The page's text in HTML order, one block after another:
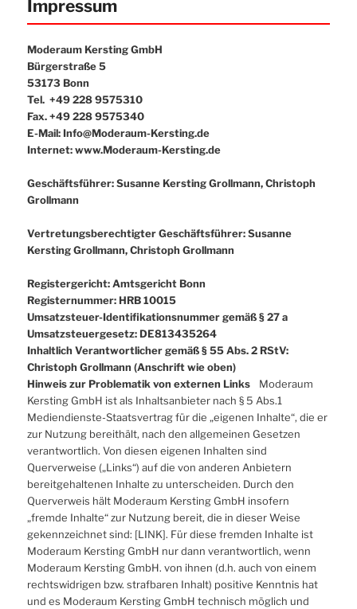
wechseln
Impressum
Moderaum Kersting GmbH
Bürgerstraße 5
53173 Bonn
Tel. +49 228 9575310
Fax. +49 228 9575340
E-Mail: Info@Moderaum-Kersting.de
Internet: www.Moderaum-Kersting.de
Geschäftsführer: Susanne Kersting Grollmann, Christoph
Grollmann
Vertretungsberechtigter Geschäftsführer: Susanne
Kersting Grollmann, Christoph Grollmann
Registergericht: Amtsgericht Bonn
Registernummer: HRB 10015
Umsatzsteuer-Identifikationsnummer gemäß § 27 a
Umsatzsteuergesetz: DE813435264
Inhaltlich Verantwortlicher gemäß § 55 Abs. 2 RStV:
Christoph Grollmann (Anschrift wie oben)
Hinweis zur Problematik von externen Links
Moderaum
Kersting GmbH ist als Inhaltsanbieter nach § 5 Abs.1
Mediendienste-Staatsvertrag für die „eigenen Inhalte“, die er
zur Nutzung bereithält, nach den allgemeinen Gesetzen
verantwortlich. Von diesen eigenen Inhalten sind
Querverweise („Links“) auf die von anderen Anbietern
bereitgehaltenen Inhalte zu unterscheiden. Durch den
Querverweis hält Moderaum Kersting GmbH insofern
„fremde Inhalte“ zur Nutzung bereit, die in dieser Weise
gekennzeichnet sind: [LINK]. Für diese fremden Inhalte ist
Moderaum Kersting GmbH nur dann verantwortlich, wenn
Moderaum Kersting GmbH. von ihnen (d.h. auch von einem
rechtswidrigen bzw. strafbaren Inhalt) positive Kenntnis hat
und es Moderaum Kersting GmbH technisch möglich und